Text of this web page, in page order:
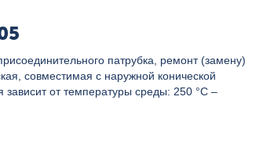
патрубка, ремонт (замену)
совместимая с наружной конической
от температуры среды: 250 °С –